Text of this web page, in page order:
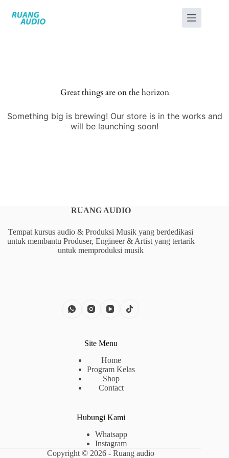
Great things are on the horizon
Something big is brewing! Our store is in the works and
will be launching soon!
RUANG AUDIO
Tempat kursus audio & Produksi Musik yang berdedikasi
untuk membantu Produser, Engineer & Artist yang tertarik
untuk memproduksi musik
Site Menu
Home
Program Kelas
Shop
Contact
Hubungi Kami
Whatsapp
Instagram
Copyright © 2026 - Ruang audio